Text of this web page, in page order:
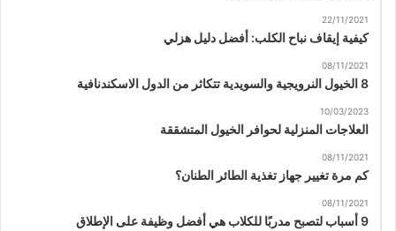
22/11/2021
كيفية إيقاف نباح الكلب: أفضل دليل هزلي
08/11/2021
8 الخيول النرويجية والسويدية تتكاثر من الدول الاسكندنافية
10/03/2023
العلاجات المنزلية لحوافر الخيول المتشققة
08/11/2021
كم مرة تغيير جهاز تغذية الطائر الطنان؟
08/11/2021
9 أسباب لتصبح مدربًا للكلاب هي أفضل وظيفة على الإطلاق